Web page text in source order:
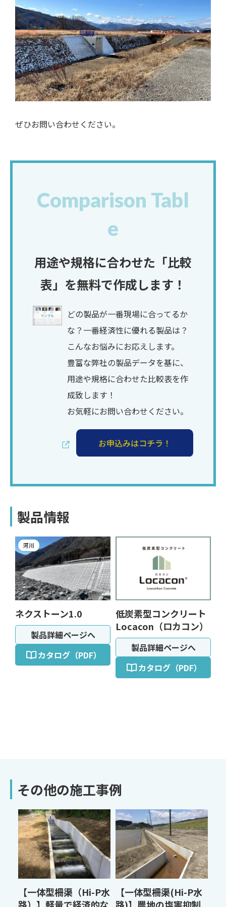
ぜひお問い合わせください。
Comparison Tabl
e
用途や規格に合わせた「比較
表」を無料で作成します！
どの製品が一番現場に合ってるか
な？一番経済性に優れる製品は？
こんなお悩みにお応えします。
豊富な弊社の製品データを基に、
用途や規格に合わせた比較表を作
成致します！
お気軽にお問い合わせください。
製品情報
河川
ネクストーン1.0
製品詳細ページへ
カタログ（PDF）
低炭素型コンクリート
Locacon（ロカコン）
製品詳細ページへ
カタログ（PDF）
その他の施工事例
【一体型柵渠（Hi-P水
【一体型柵渠(Hi-P水